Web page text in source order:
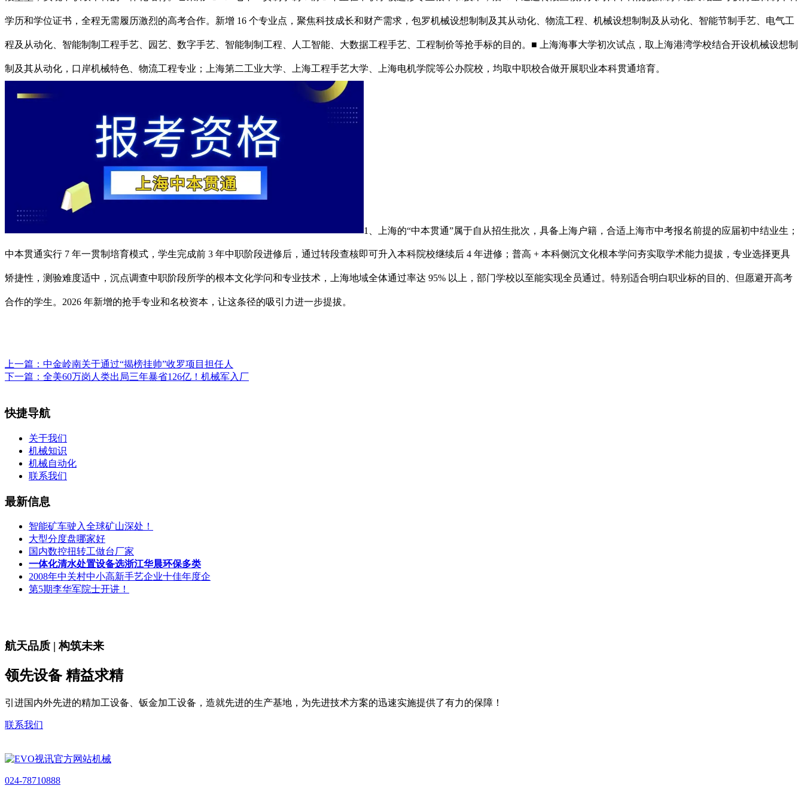
学历和学位证书，全程无需履历激烈的高考合作。新增 16 个专业点，聚焦科技成长和财产需求，包罗机械设想制制及其从动化、物流工程、机械设想制制及从动化、智能节制手艺、电气工
程及从动化、智能制制工程手艺、园艺、数字手艺、智能制制工程、人工智能、大数据工程手艺、工程制价等抢手标的目的。■ 上海海事大学初次试点，取上海港湾学校结合开设机械设想制
制及其从动化，口岸机械特色、物流工程专业；上海第二工业大学、上海工程手艺大学、上海电机学院等公办院校，均取中职校合做开展职业本科贯通培育。
1、上海的“中本贯通”属于自从招生批次，具备上海户籍，合适上海市中考报名前提的应届初中结业生；
中本贯通实行 7 年一贯制培育模式，学生完成前 3 年中职阶段进修后，通过转段查核即可升入本科院校继续后 4 年进修；普高 + 本科侧沉文化根本学问夯实取学术能力提拔，专业选择更具
矫捷性，测验难度适中，沉点调查中职阶段所学的根本文化学问和专业技术，上海地域全体通过率达 95% 以上，部门学校以至能实现全员通过。特别适合明白职业标的目的、但愿避开高考
合作的学生。2026 年新增的抢手专业和名校资本，让这条径的吸引力进一步提拔。
上一篇： 中金岭南关于通过“揭榜挂帅”收罗项目担任人
下一篇： 全美60万岗人类出局三年暴省126亿！机械军入厂
快捷导航
关于我们
机械知识
机械自动化
联系我们
最新信息
智能矿车驶入全球矿山深处！
大型分度盘哪家好
国内数控扭转工做台厂家
一体化清水处置设备选浙江华晨环保多类
2008年中关村中小高新手艺企业十佳年度企
第5期李华军院士开讲！
航天品质 | 构筑未来
领先设备 精益求精
引进国内外先进的精加工设备、钣金加工设备，造就先进的生产基地，为先进技术方案的迅速实施提供了有力的保障！
联系我们
024-78710888